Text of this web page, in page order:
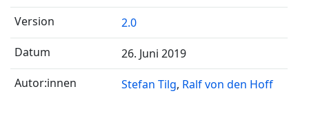
2.0
26. Juni 2019
Stefan Tilg Ralf von den Hoff